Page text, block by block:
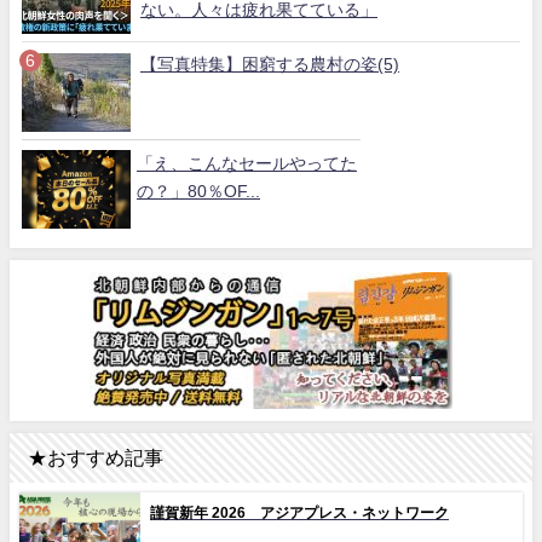
ない。人々は疲れ果てている」
【写真特集】困窮する農村の姿(5)
「え、こんなセールやってた
の？」80％OF...
★おすすめ記事
謹賀新年 2026 アジアプレス・ネットワーク